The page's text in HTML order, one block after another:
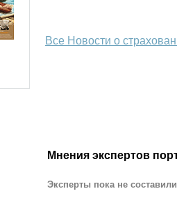
Все Новости о
Мнения экспертов
Эксперты пока не